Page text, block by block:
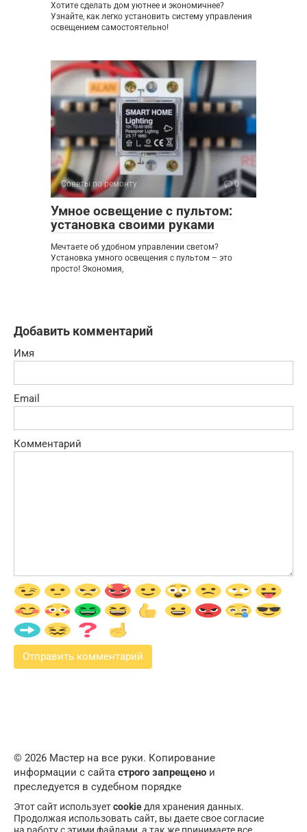
Хотите сделать дом уютнее и экономичнее?
Узнайте, как легко установить систему управления
освещением самостоятельно!
Советы по ремонту 0
Умное освещение с пультом:
установка своими руками
Мечтаете об удобном управлении светом?
Установка умного освещения с пультом – это
просто! Экономия,
Добавить комментарий
Имя
Email
Комментарий
© 2026 Мастер на все руки. Копирование
информации с сайта строго запрещено и
преследуется в судебном порядке
Этот сайт используетcookie для хранения данных.
Продолжая использовать сайт, вы даете свое согласие